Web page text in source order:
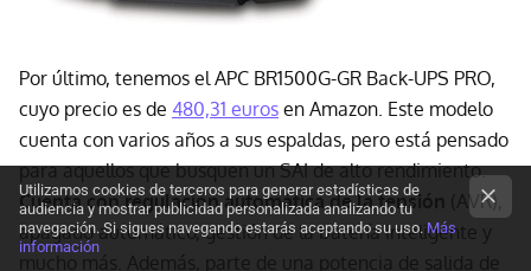
Por último, tenemos el APC BR1500G-GR Back-UPS PRO,
cuyo precio es de 480,31 euros en Amazon. Este modelo
cuenta con varios años a sus espaldas, pero está pensado
para aquellos que busquen un SAI de alto rendimiento.
Cuenta con regulación automática de la tensión (AVR),
apagado automático, gestión de la batería inteligente y
mucho más. Además, parte de una potencia de salida de
Utilizamos cookies de terceros para generar estadísticas de
audiencia y mostrar publicidad personalizada analizando tu
navegación. Si sigues navegando estarás aceptando su uso. Más
información